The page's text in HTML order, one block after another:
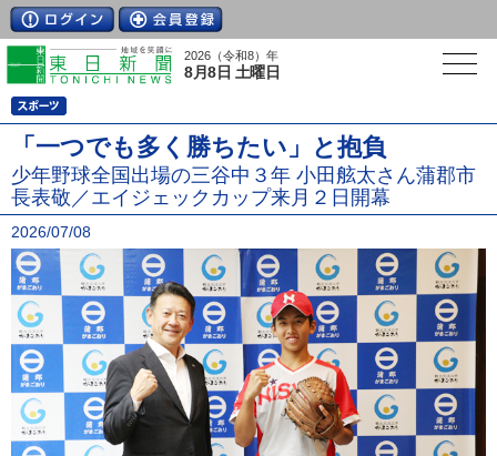
2026（令和8）年
8月8日 土曜日
「一つでも多く勝ちたい」と抱負
少年野球全国出場の三谷中３年 小田舷太さん蒲郡市
長表敬／エイジェックカップ来月２日開幕
2026/07/08